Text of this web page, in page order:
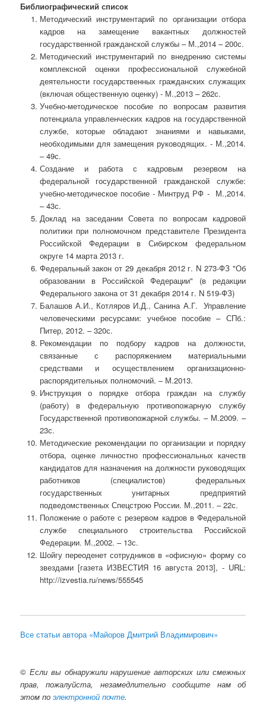
Библиографический список
Методический инструментарий по организации отбора
кадров на замещение вакантных должностей
государственной гражданской службы – М.,2014 – 200с.
Методический инструментарий по внедрению системы
комплексной оценки профессиональной служебной
деятельности государственных гражданских служащих
(включая общественную оценку) - М.,2013 – 262с.
Учебно-методическое пособие по вопросам развития
потенциала управленческих кадров на государственной
службе, которые обладают знаниями и навыками,
необходимыми для замещения руководящих. - М.,2014.
– 49с.
Создание и работа с кадровым резервом на
федеральной государственной гражданской службе:
учебно-методическое пособие - Минтруд РФ - М.,2014.
– 43с.
Доклад на заседании Совета по вопросам кадровой
политики при полномочном представителе Президента
Российской Федерации в Сибирском федеральном
округе 14 марта 2013 г.
Федеральный закон от 29 декабря 2012 г. N 273-ФЗ "Об
образовании в Российской Федерации" (в редакции
Федерального закона от 31 декабря 2014 г. N 519-ФЗ)
Балашов А.И., Котляров И.Д., Санина А.Г. Управление
человеческими ресурсами: учебное пособие – СПб.:
Питер, 2012. – 320с.
Рекомендации по подбору кадров на должности,
связанные с распоряжением материальными
средствами и осуществлением организационно-
распорядительных полномочий. – М.2013.
Инструкция о порядке отбора граждан на службу
(работу) в федеральную противопожарную службу
Государственной противопожарной службы. – М.2009. –
23с.
Методические рекомендации по организации и порядку
отбора, оценке личностно профессиональных качеств
кандидатов для назначения на должности руководящих
работников (специалистов) федеральных
государственных унитарных предприятий
подведомственных Спецстрою России. М.,2011. – 22с.
Положение о работе с резервом кадров в Федеральной
службе специального строительства Российской
Федерации. М.,2002. – 13с.
Шойгу переоденет сотрудников в «офисную» форму со
звездами [газета ИЗВЕСТИЯ 16 августа 2013], - URL:
http://izvestia.ru/news/555545
Все статьи автора «Майоров Дмитрий Владимирович»
© Если вы обнаружили нарушение авторских или смежных
прав, пожалуйста, незамедлительно сообщите нам об
этом поэлектронной почте.